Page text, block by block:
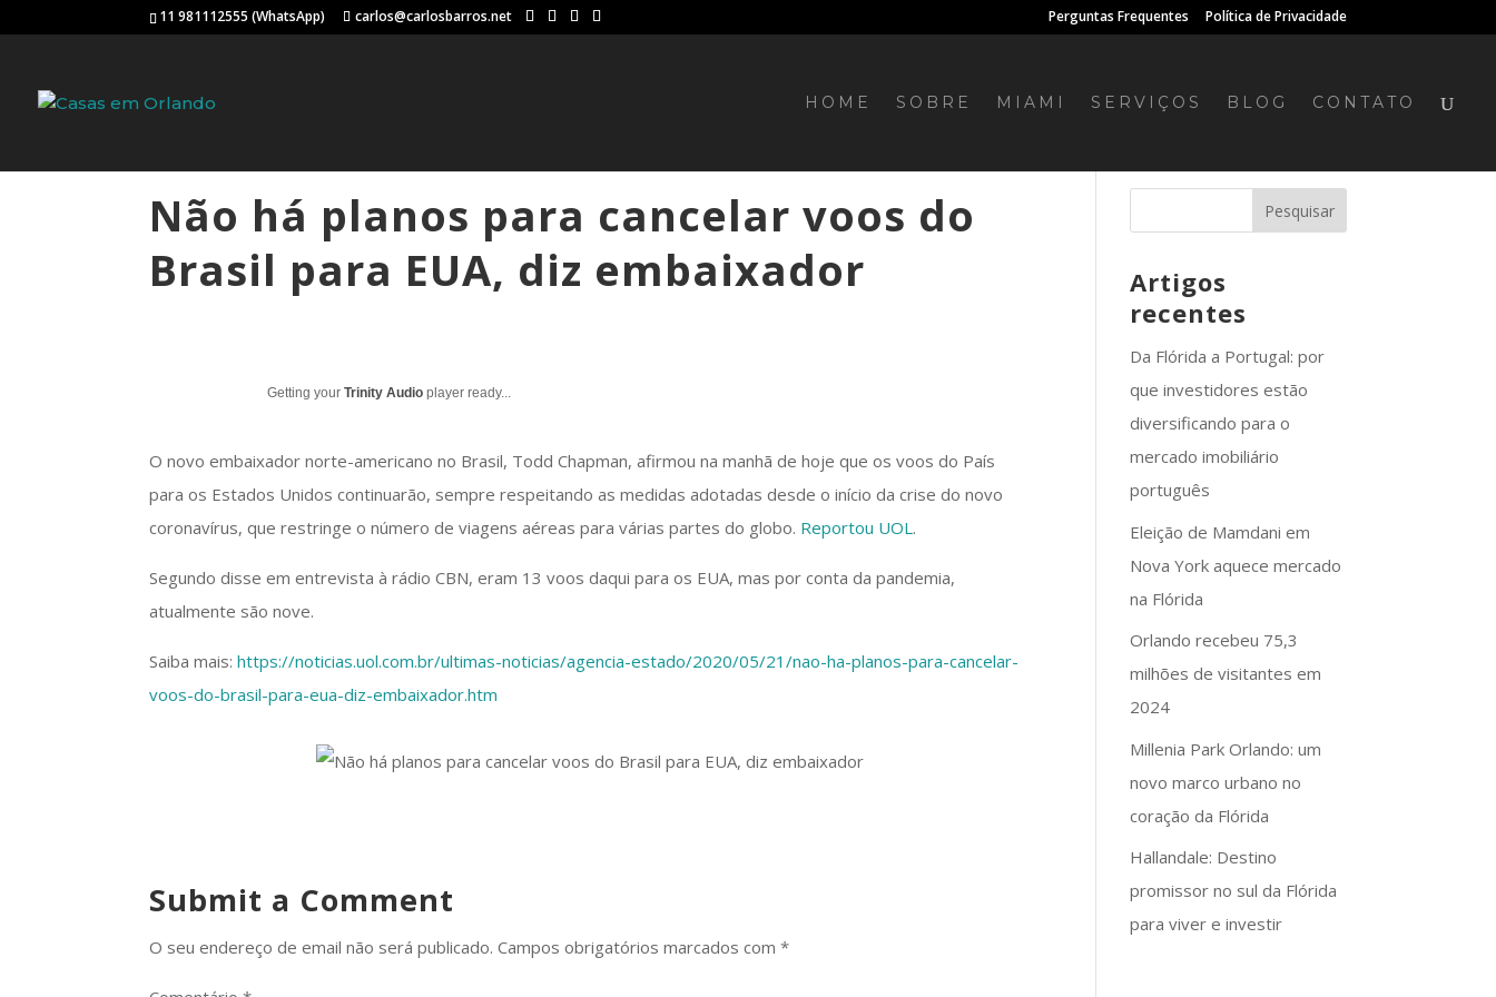
11 981112555 (WhatsApp) carlos@carlosbarros.net Perguntas Frequentes Política de Privacidade
HOME SOBRE MIAMI SERVIÇOS BLOG CONTATO
Não há planos para cancelar voos do
Brasil para EUA, diz embaixador
Getting yourTrinity Audio player ready...
O novo embaixador norte-americano no Brasil, Todd Chapman, afirmou na manhã de hoje que os voos do País
para os Estados Unidos continuarão, sempre respeitando as medidas adotadas desde o início da crise do novo
coronavírus, que restringe o número de viagens aéreas para várias partes do globo. Reportou UOL.
Segundo disse em entrevista à rádio CBN, eram 13 voos daqui para os EUA, mas por conta da pandemia,
atualmente são nove.
Saiba mais:https://noticias.uol.com.br/ultimas-noticias/agencia-estado/2020/05/21/nao-ha-planos-para-cancelar-
voos-do-brasil-para-eua-diz-embaixador.htm
Submit a Comment
O seu endereço de email não será publicado. Campos obrigatórios marcados com*
Artigos
recentes
Da Flórida a Portugal: por
que investidores estão
diversificando para o
mercado imobiliário
português
Eleição de Mamdani em
Nova York aquece mercado
na Flórida
Orlando recebeu 75,3
milhões de visitantes em
2024
Millenia Park Orlando: um
novo marco urbano no
coração da Flórida
Hallandale: Destino
promissor no sul da Flórida
para viver e investir